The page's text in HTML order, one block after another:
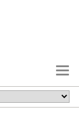
選
單
按